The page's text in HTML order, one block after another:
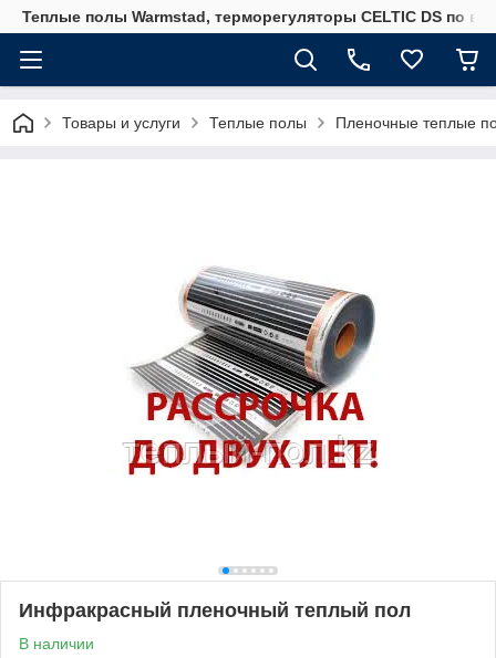
Теплые полы Warmstad, терморегуляторы CELTIC DS по
Товары и услуги Теплые полы Пленочные теплые
Инфракрасный пленочный теплый пол
В наличии